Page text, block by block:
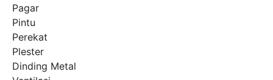
Pagar
Pintu
Perekat
Plester
Dinding Metal